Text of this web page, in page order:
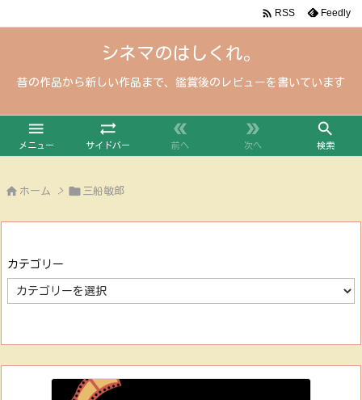
シネマのはしくれ。
昔の作品から新しい作品まで、鑑賞後のレビューを書いています

メニュー

サイドバー

前へ

次へ

検索
 RSS Feedly
 ホーム >  三船敏郎
カテゴリー
テ
ゴ